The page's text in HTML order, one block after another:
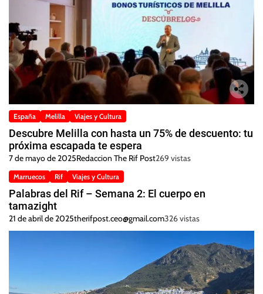
España Melilla Viajes y Cultura
Descubre Melilla con hasta un 75% de descuento: tu
próxima escapada te espera
7 de mayo de 2025Redaccion The Rif Post269 vistas
Marruecos Rif Viajes y Cultura
Palabras del Rif – Semana 2: El cuerpo en
tamazight
21 de abril de 2025therifpost.ceo@gmail.com326 vistas